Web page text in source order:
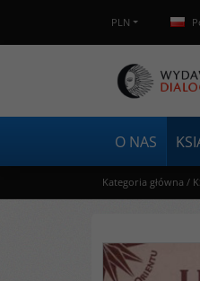
PLN
O NAS
Kategoria główna /